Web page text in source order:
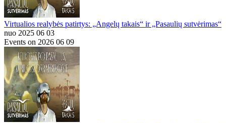
Virtualios realybės patirtys: „Angelų takais“ ir „Pasaulių sutvėrimas“
nuo 2025 06 03
Events on 2026 06 09